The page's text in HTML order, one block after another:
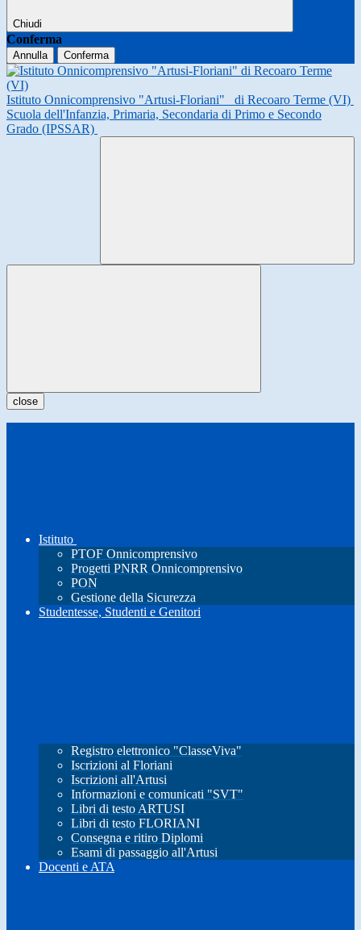
Chiudi
Conferma
Annulla Conferma
Istituto Onnicomprensivo "Artusi-Floriani"
di Recoaro Terme (VI)
Scuola dell'Infanzia, Primaria, Secondaria di Primo e Secondo
Grado (IPSSAR)
close
Istituto
PTOF Onnicomprensivo
Progetti PNRR Onnicomprensivo
PON
Gestione della Sicurezza
Studentesse, Studenti e Genitori
Registro elettronico "ClasseViva"
Iscrizioni al Floriani
Iscrizioni all'Artusi
Informazioni e comunicati "SVT"
Libri di testo ARTUSI
Libri di testo FLORIANI
Consegna e ritiro Diplomi
Esami di passaggio all'Artusi
Docenti e ATA